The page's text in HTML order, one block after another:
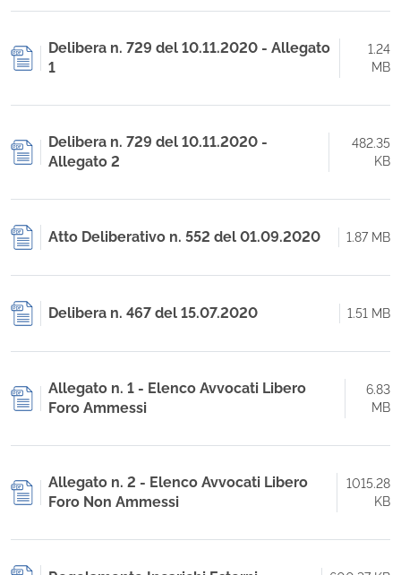
Delibera n. 729 del 10.11.2020 - Allegato
1
1.24
MB
Delibera n. 729 del 10.11.2020 -
Allegato 2
482.35
KB
Atto Deliberativo n. 552 del 01.09.2020 1.87 MB
Delibera n. 467 del 15.07.2020 1.51 MB
Allegato n. 1 - Elenco Avvocati Libero
Foro Ammessi
6.83
MB
Allegato n. 2 - Elenco Avvocati Libero
Foro Non Ammessi
1015.28
KB